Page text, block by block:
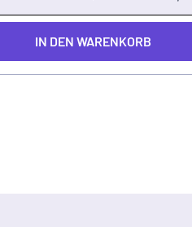
IN DEN WARENKORB